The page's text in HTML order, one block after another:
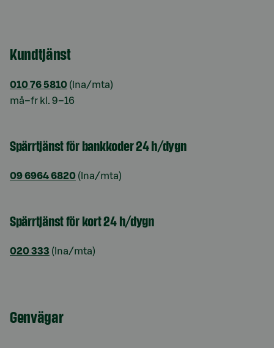
Kundtjänst
010 76 5810 (lna/mta)
må–fr kl. 9–16
Spärrtjänst för bankkoder 24 h/dygn
09 6964 6820 (lna/mta)
Spärrtjänst för kort 24 h/dygn
020 333 (lna/mta)
Genvägar